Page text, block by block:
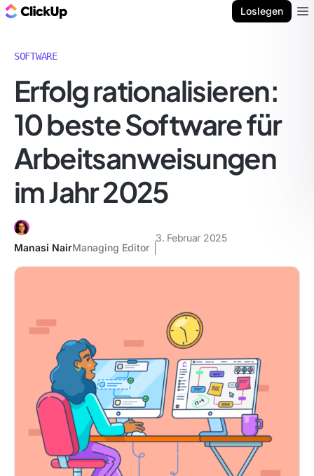
Loslegen
SOFTWARE
Erfolg rationalisieren:
10 beste Software für
Arbeitsanweisungen
im Jahr 2025
Manasi NairManaging Editor
3. Februar 2025